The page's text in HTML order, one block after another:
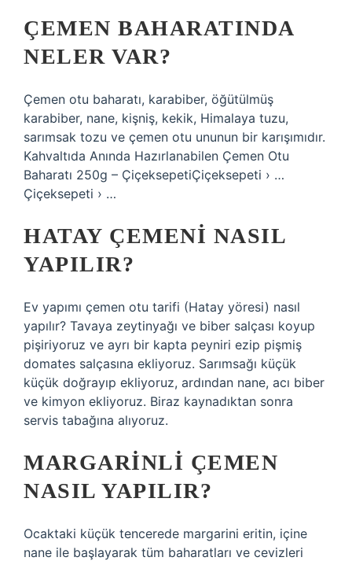
ÇEMEN BAHARATINDA
NELER VAR?
Çemen otu baharatı, karabiber, öğütülmüş
karabiber, nane, kişniş, kekik, Himalaya tuzu,
sarımsak tozu ve çemen otu ununun bir karışımıdır.
Kahvaltıda Anında Hazırlanabilen Çemen Otu
Baharatı 250g – ÇiçeksepetiÇiçeksepeti › …
Çiçeksepeti › …
HATAY ÇEMENI NASIL
YAPILIR?
Ev yapımı çemen otu tarifi (Hatay yöresi) nasıl
yapılır? Tavaya zeytinyağı ve biber salçası koyup
pişiriyoruz ve ayrı bir kapta peyniri ezip pişmiş
domates salçasına ekliyoruz. Sarımsağı küçük
küçük doğrayıp ekliyoruz, ardından nane, acı biber
ve kimyon ekliyoruz. Biraz kaynadıktan sonra
servis tabağına alıyoruz.
MARGARINLI ÇEMEN
NASIL YAPILIR?
Ocaktaki küçük tencerede margarini eritin, içine
nane ile başlayarak tüm baharatları ve cevizleri